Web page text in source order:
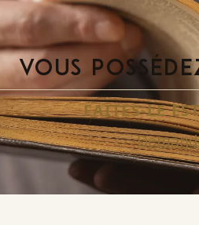
VOUS
FAITES-LE